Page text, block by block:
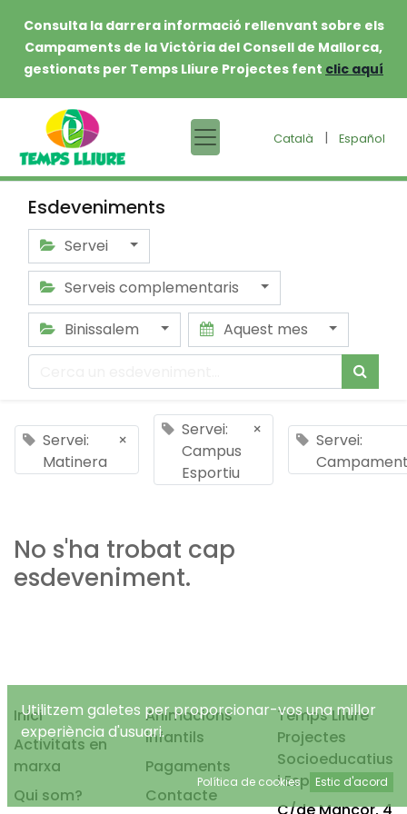
Consulta la darrera informació rellenvant sobre els
Campaments de la Victòria del Consell de Mallorca,
gestionats per Temps Lliure Projectes fent clic aquí
Català | Español
Esdeveniments
Servei
Serveis complementaris
Binissalem
Aquest mes
Servei:
Matinera
×
Servei:
Campus
Esportiu
×
Servei:
No s'ha trobat cap
esdeveniment.
Inici
Activitats en
marxa
Qui som?
Animacions
infantils
Pagaments
Contacte
Temps Lliure
Projectes
Socioeducatius
i Esportius, S.L.
Utilitzem galetes per proporcionar-vos una millor
experiència d'usuari.
Política de cookies Estic d'acord